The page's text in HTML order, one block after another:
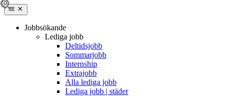
Jobbsökande
Lediga jobb
Deltidsjobb
Sommarjobb
Internship
Extrajobb
Alla lediga jobb
Lediga jobb | städer